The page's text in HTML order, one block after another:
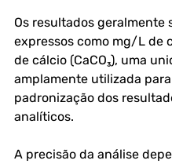
Os resultados geralmente
expressos como mg/L de
de cálcio (CaCO₃), uma
amplamente utilizada para
padronização dos
analíticos.
A precisão da análise